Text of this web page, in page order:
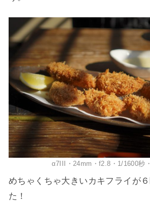
α7III・24mm・f2.8・1/1600秒
めちゃくちゃ大きいカキフライが
た！